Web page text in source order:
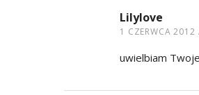
Lilylove
1 CZERWCA 2012
uwielbiam